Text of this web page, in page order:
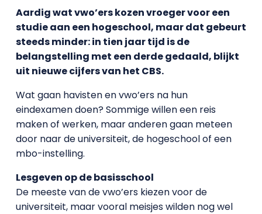
Aardig wat vwo’ers kozen vroeger voor een
studie aan een hogeschool, maar dat gebeurt
steeds minder: in tien jaar tijd is de
belangstelling met een derde gedaald, blijkt
uit nieuwe cijfers van het CBS.
Wat gaan havisten en vwo’ers na hun
eindexamen doen? Sommige willen een reis
maken of werken, maar anderen gaan meteen
door naar de universiteit, de hogeschool of een
mbo-instelling.
Lesgeven op de basisschool
De meeste van de vwo’ers kiezen voor de
universiteit, maar vooral meisjes wilden nog wel